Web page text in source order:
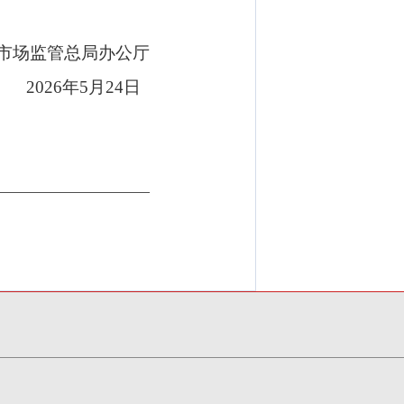
场监管总局办公厅
2026年5月24日